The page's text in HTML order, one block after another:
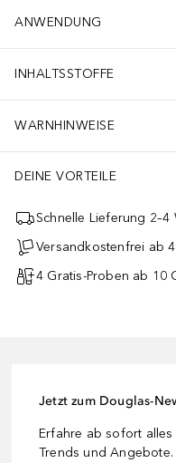
ANWENDUNG
INHALTSSTOFFE
WARNHINWEISE
DEINE VORTEILE
Schnelle Lieferung
Versandkostenfrei ab
4 Gratis-Proben ab 10
Jetzt zum Douglas-
Erfahre ab sofort
Trends und Angebote.